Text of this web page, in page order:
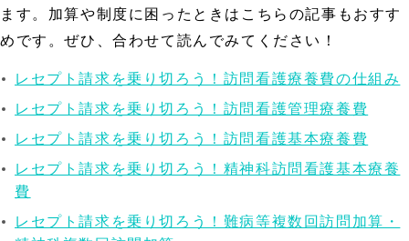
ます。加算や制度に困ったときはこちらの記事もおすす
めです。ぜひ、合わせて読んでみてください！
レセプト請求を乗り切ろう！訪問看護療養費の仕組み
レセプト請求を乗り切ろう！訪問看護管理療養費
レセプト請求を乗り切ろう！訪問看護基本療養費
レセプト請求を乗り切ろう！精神科訪問看護基本療養
費
レセプト請求を乗り切ろう！難病等複数回訪問加算・